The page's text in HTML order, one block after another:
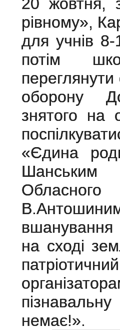
рівному»,
для учнів
потім
оборону
знятого на
«Єдина
Обласного
вшанування
на сході
немає!».